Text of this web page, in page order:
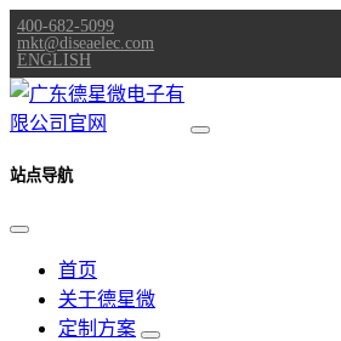
400-682-5099
mkt@diseaelec.com
ENGLISH
站点导航
首页
关于德星微
定制方案